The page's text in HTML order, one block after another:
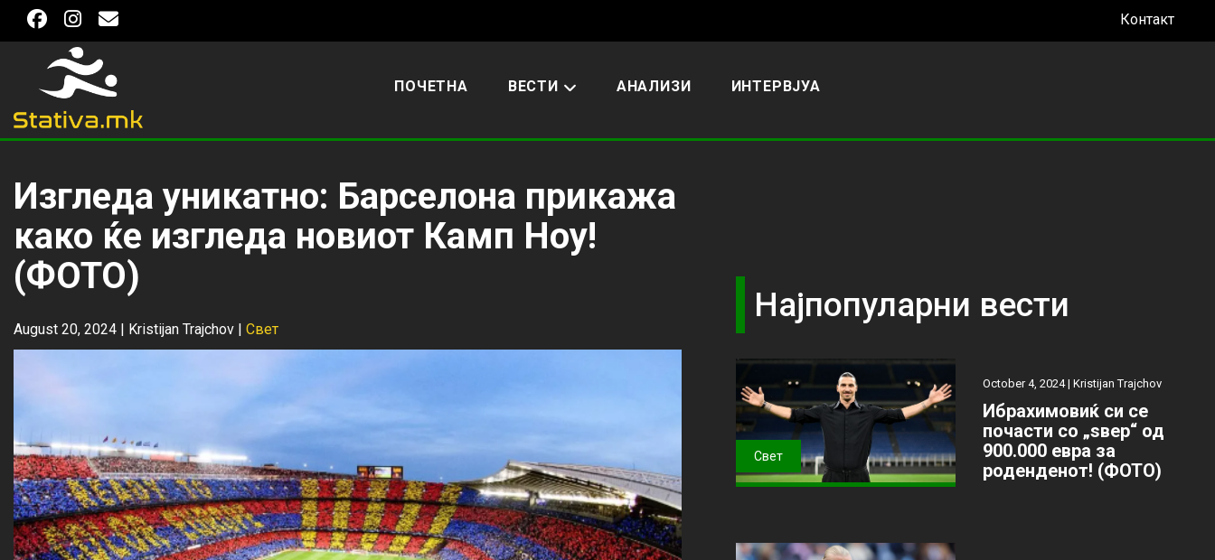
Контакт
ПОЧЕТНА ВЕСТИ АНАЛИЗИ ИНТЕРВЈУА
Изгледа уникатно: Барселона прикажа
како ќе изгледа новиот Камп Ноу!
(ФОТО)
August 20, 2024 | Kristijan Trajchov | Свет
Најпопуларни вести
Свет
October 4, 2024 | Kristijan Trajchov
Ибрахимовиќ си се
почасти со „ѕвер“ од
900.000 евра за
роденденот! (ФОТО)